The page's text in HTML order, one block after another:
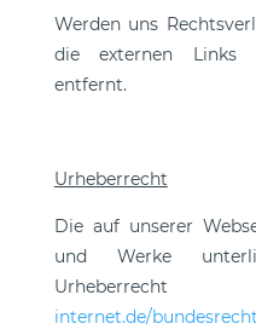
Werden uns
die externen Links
entfernt.
Urheberrecht
Die auf unserer
und Werke
internet.de/